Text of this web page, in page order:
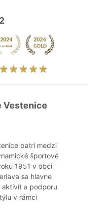
Vestenice
patrí medzi
športové
1951 v obci
sa hlavne
a podporu
v rámci